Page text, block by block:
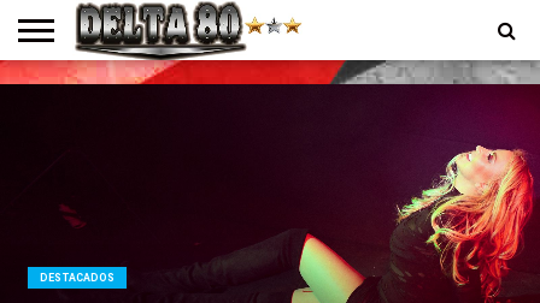
ENTREVISTAS
DESTACADOS